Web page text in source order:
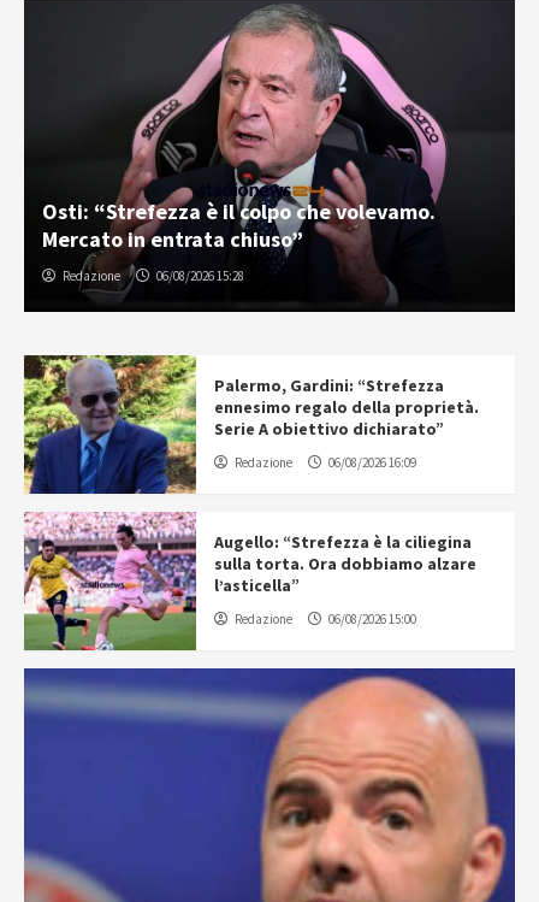
Osti: “Strefezza è il colpo che volevamo.
Mercato in entrata chiuso”
Redazione 06/08/2026 15:28
Palermo, Gardini: “Strefezza
ennesimo regalo della proprietà.
Serie A obiettivo dichiarato”
Redazione 06/08/2026 16:09
Augello: “Strefezza è la ciliegina
sulla torta. Ora dobbiamo alzare
l’asticella”
Redazione 06/08/2026 15:00